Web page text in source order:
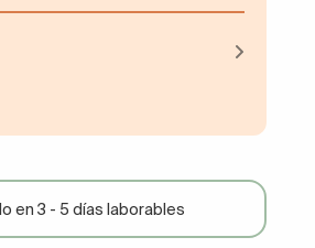
en 3 - 5 días laborables